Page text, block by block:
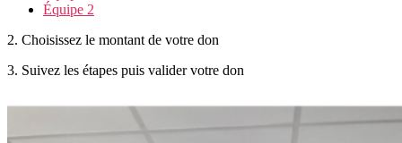
Équipe 2
2. Choisissez le montant de votre don
3. Suivez les étapes puis valider votre don